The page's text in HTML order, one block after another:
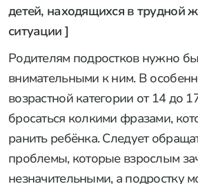
детей, находящихся в трудной
ситуации ]
Родителям подростков нужно
внимательными к ним. В
возрастной категории от 14 до
бросаться колкими фразами,
ранить ребёнка. Следует
проблемы, которые взрослым
незначительными, а подростку